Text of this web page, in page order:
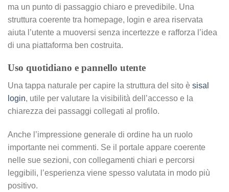
ma un punto di passaggio chiaro e prevedibile. Una
struttura coerente tra homepage, login e area riservata
aiuta l’utente a muoversi senza incertezze e rafforza l’idea
di una piattaforma ben costruita.
Uso quotidiano e pannello utente
Una tappa naturale per capire la struttura del sito è sisal
login, utile per valutare la visibilità dell’accesso e la
chiarezza dei passaggi collegati al profilo.
Anche l’impressione generale di ordine ha un ruolo
importante nei commenti. Se il portale appare coerente
nelle sue sezioni, con collegamenti chiari e percorsi
leggibili, l’esperienza viene spesso valutata in modo più
positivo.